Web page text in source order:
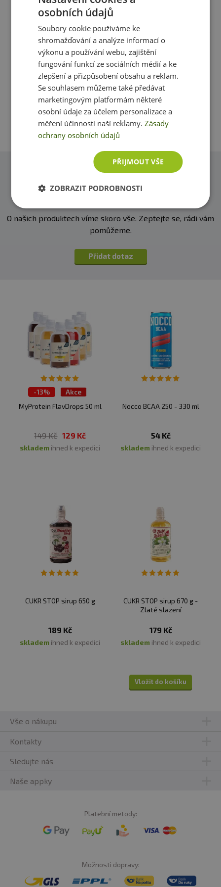
Upozornění pro alergiky: Alergeny ve složení produktu
tučně zvýrazněný.
extrakt Stevie sladké 40%
relativní sladivosti
sacharozového ekvivalentu
Niacin
2,5
mg
Kyselina pantothenová
0,67
mg
11,2%
vitamín B6
0,67
mg
Vitamín B12 0,6 µg
*Referenční hodnota příjmu u průměrné dospělé
Složení:
g výrobku), kyselina citrónová, taurin, kofein, barvivo
karamel E 150 d, extrakt Stévie sladké (steviol
glykosidy), inositol, aroma pro energetický sirup, niacin,
kyselina pantothenová, vitamín B6, vitamín B12.
Recenze Produkt zatím nikdo nehodnotil
Máte s produktem zkušenost? Napište recenzi a
pomozte tak ostatním zákazníkům s rozhodováním.
Děkujeme :-)
Přidat vlastní hodnocení
Zeptejte se, rádi vám pomůžeme
O našich produktech víme skoro vše. Zeptejte se, rádi vám
pomůžeme.
Přidat dotaz
-13%
Akce
MyProtein FlavDrops 50 ml
149 Kč 129 Kč
skladem ihned k expedici
Nocco BCAA 250 - 330 ml
54 Kč
skladem ihned k expedici
CUKR STOP sirup 650 g
189 Kč
skladem ihned k expedici
CUKR STOP sirup 670 g -
Zlaté slazení
179 Kč
skladem ihned k expedici
Vložit do košíku
Vše o nákupu
Kontakty
Sledujte nás
Naše appky
Platební metody:
Možnosti dopravy:
osobních údajů
Soubory cookie používáme ke
shromažďování a analýze informací o
výkonu a používání webu, zajištění
fungování funkcí ze sociálních médií a ke
zlepšení a přizpůsobení obsahu a reklam.
Se souhlasem můžeme také předávat
marketingovým platformám některé
osobní údaje za účelem personalizace a
měření účinnosti naší reklamy.Zásady
ochrany osobních údajů
PŘIJMOUT VŠE
ZOBRAZIT PODROBNOSTI